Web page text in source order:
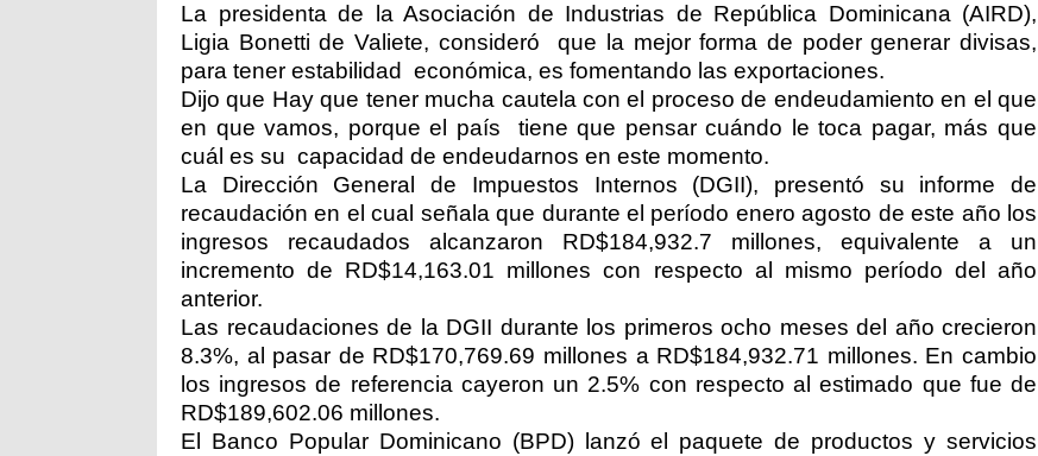
La presidenta de la Asociación de Industrias de República Dominicana (AIRD),
Ligia Bonetti de Valiete, consideró que la mejor forma de poder generar divisas,
para tener estabilidad económica, es fomentando las exportaciones.
Dijo que Hay que tener mucha cautela con el proceso de endeudamiento en el que
en que vamos, porque el país tiene que pensar cuándo le toca pagar, más que
cuál es su capacidad de endeudarnos en este momento.
La Dirección General de Impuestos Internos (DGII), presentó su informe de
recaudación en el cual señala que durante el período enero agosto de este año los
ingresos recaudados alcanzaron RD$184,932.7 millones, equivalente a un
incremento de RD$14,163.01 millones con respecto al mismo período del año
anterior.
Las recaudaciones de la DGII durante los primeros ocho meses del año crecieron
8.3%, al pasar de RD$170,769.69 millones a RD$184,932.71 millones. En cambio
los ingresos de referencia cayeron un 2.5% con respecto al estimado que fue de
RD$189,602.06 millones.
El Banco Popular Dominicano (BPD) lanzó el paquete de productos y servicios